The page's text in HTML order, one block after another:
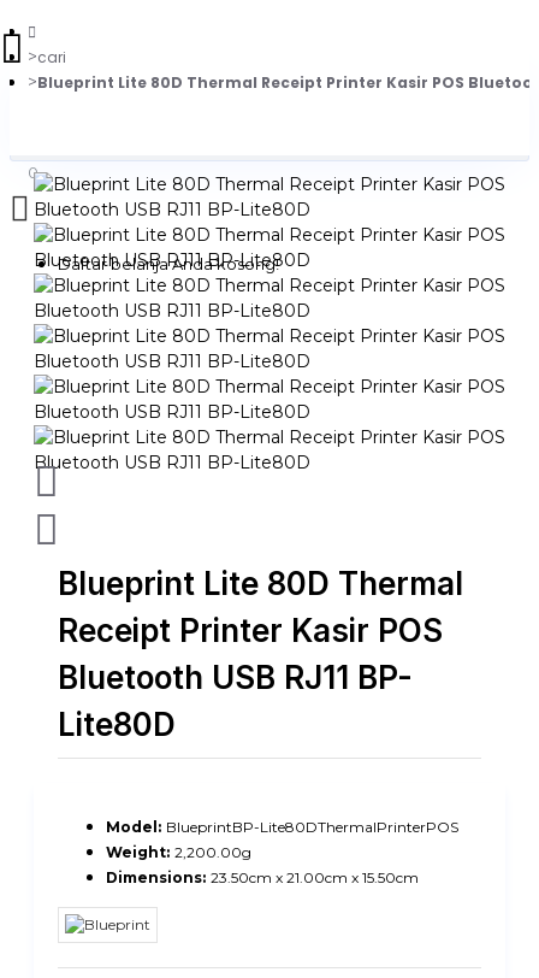
0
Daftar belanja Anda kosong!
cari
Blueprint Lite 80D Thermal Receipt Printer Kasir POS
Blueprint Lite 80D Thermal
Receipt Printer Kasir POS
Bluetooth USB RJ11 BP-
Lite80D
Model: BlueprintBP-Lite80DThermalPrinterPOS
Weight: 2,200.00g
Dimensions: 23.50cm x 21.00cm x 15.50cm